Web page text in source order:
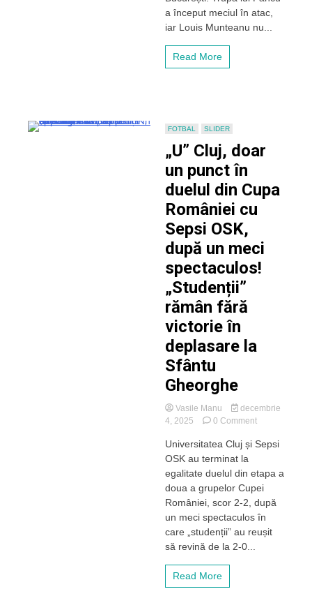
„smuls”
un
a început meciul în atac,
iar Louis Munteanu nu...
Read More
FOTBAL SLIDER
„U” Cluj, doar
un punct în
duelul din Cupa
României cu
Sepsi OSK,
după un meci
spectaculos!
„Studenții”
rămân fără
victorie în
deplasare la
Sfântu
Gheorghe
Vasile Manu
decembrie
4, 2025
0 Commenton
Cluj,
un
punct
duelul
din
Cupa
Universitatea Cluj și Sepsi
OSK au terminat la
egalitate duelul din etapa a
doua a grupelor Cupei
României, scor 2-2, după
un meci spectaculos în
care „studenții” au reușit
să revină de la 2-0...
Read More